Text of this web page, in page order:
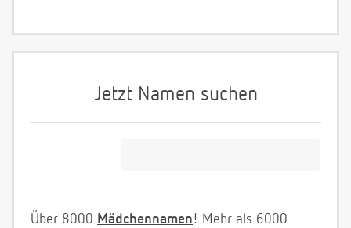
Jetzt Namen suchen
Über 8000 Mädchennamen! Mehr als 6000